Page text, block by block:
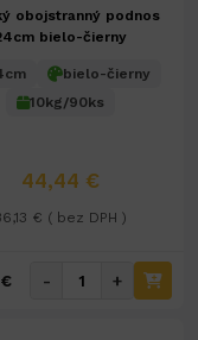
obojstranný podnos
bielo-čierny
bielo-čierny
10kg/90ks
44,44 €
€ ( bez DPH )
- +